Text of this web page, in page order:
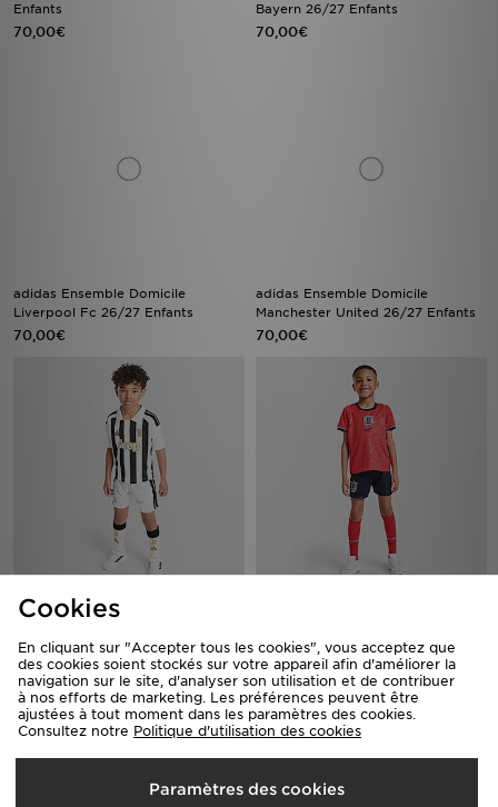
Enfants
70,00€
Bayern 26/27 Enfants
70,00€
adidas Ensemble Domicile
Liverpool Fc 26/27 Enfants
70,00€
adidas Ensemble Domicile
Manchester United 26/27 Enfants
70,00€
adidas Tenue Domicile Juventus
26/27 Enfants
70,00€ 75,00€
Cookies
En cliquant sur "Accepter tous les cookies", vous acceptez que
des cookies soient stockés sur votre appareil afin d'améliorer la
navigation sur le site, d'analyser son utilisation et de contribuer
à nos efforts de marketing. Les préférences peuvent être
ajustées à tout moment dans les paramètres des cookies.
Consultez notre Politique d'utilisation des cookies
Paramètres des cookies